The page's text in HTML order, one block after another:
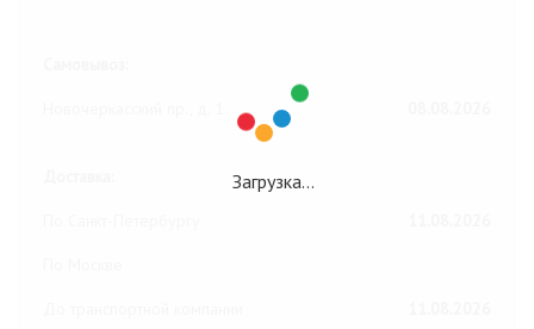
Загрузка…